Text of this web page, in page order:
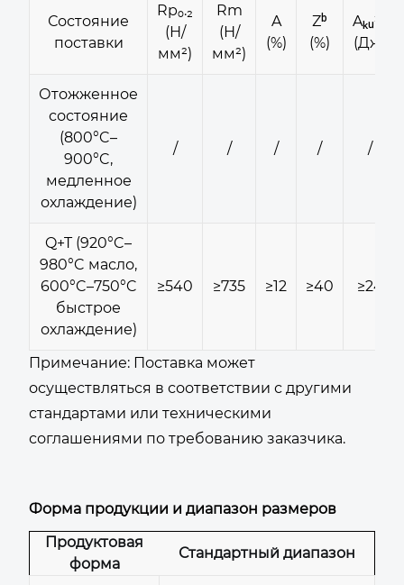
Состояние
поставки
Rp₀.₂
(Н/
мм²)
Rm
(Н/
мм²)
A
(%)
Zᵇ
(%)
Aₖᵤ²ᵈ
(Дж)
Отожженное
состояние
(800°C–
900°C,
медленное
охлаждение)
/ / / / /
Q+T (920°C–
980°C масло,
600°C–750°C
быстрое
охлаждение)
≥540 ≥735 ≥12 ≥40 ≥24
Примечание: Поставка может
осуществляться в соответствии с другими
стандартами или техническими
соглашениями по требованию заказчика.
Форма продукции и диапазон размеров
Продуктовая
форма
Стандартный диапазон